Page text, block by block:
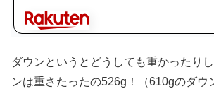
ダウンというとどうしても重かったり
ンは重さたったの526g！（610gのダウ